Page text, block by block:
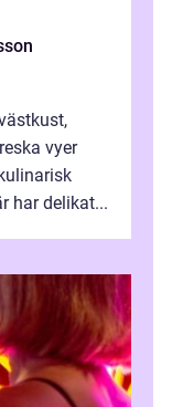
vyer
har delikat...